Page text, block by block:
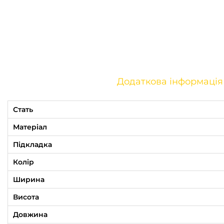
Додаткова інформація
Стать
Матеріал
Підкладка
Колір
Ширина
Висота
Довжина